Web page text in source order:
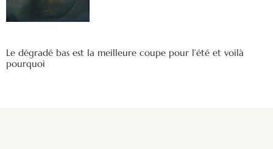
Le dégradé bas est la meilleure coupe pour l’été et voilà
pourquoi